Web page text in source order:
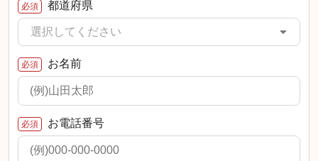
必須 都道府県
必須 お名前
必須 お電話番号